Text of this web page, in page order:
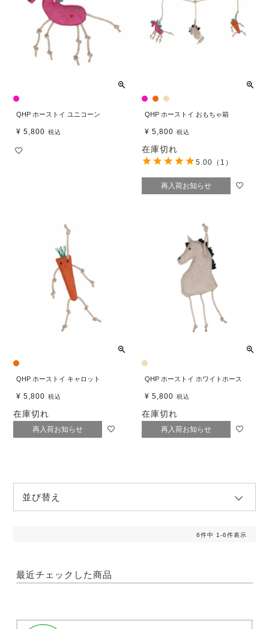
QHP ホーストイ ユニコーン
¥ 5,800 税込
QHP ホーストイ おもちゃ箱
¥ 5,800 税込
在庫切れ
5.00 （1）
再入荷お知らせ
QHP ホーストイ キャロット
¥ 5,800 税込
在庫切れ
再入荷お知らせ
QHP ホーストイ ホワイトホース
¥ 5,800 税込
在庫切れ
再入荷お知らせ
並び替え
6件中 1-6件表示
最近チェックした商品